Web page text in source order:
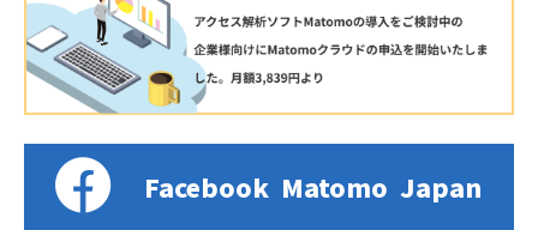
Facebook Matomo Japan